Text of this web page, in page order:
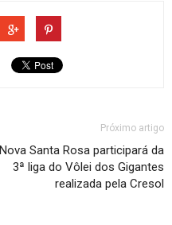
Próximo artigo
Nova Santa Rosa participará da
3ª liga do Vôlei dos Gigantes
realizada pela Cresol